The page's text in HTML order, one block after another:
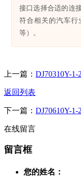
接口选择合适的连
符合相关的汽车行
等）。
上一篇： DJ70310Y-1-
返回列表
下一篇： DJ70610Y-1-
在线留言
留言框
您的姓名：